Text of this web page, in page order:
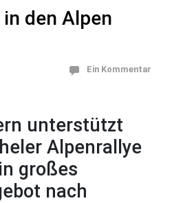
den Alpen
Ein Kommentar
unterstützt
Alpenrallye
großes
nach